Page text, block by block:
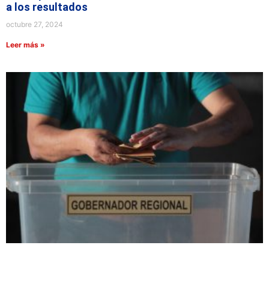
a los resultados
octubre 27, 2024
Leer más »